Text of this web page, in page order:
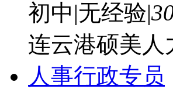
初中|无经验|
连云港硕美
人事行政专员